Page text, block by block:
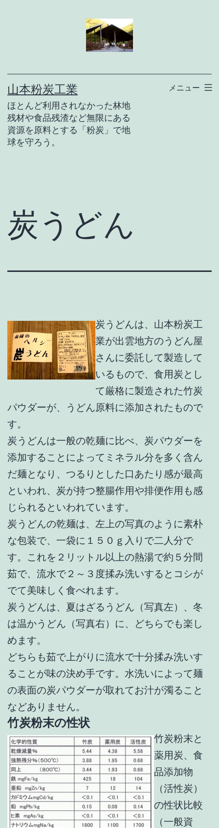
ツ
へ
ス
キ
ッ
山本粉炭工業
ほとんど利用されなかった林地
残材や食品残渣など無限にある
資源を原料とする「粉炭」で地
球を守ろう。
メニュー
炭うどん
炭うどんは、山本粉炭工
業が出雲地方のうどん屋
さんに委託して製造して
いるもので、食用炭とし
て厳格に製造された竹炭
パウダーが、うどん原料に添加されたもので
す。
炭うどんは一般の乾麺に比べ、炭パウダーを
添加することによってミネラル分を多く含ん
だ麺となり、つるりとした口あたり感が最高
といわれ、炭が持つ整腸作用や排便作用も感
じられるといわれています。
炭うどんの乾麺は、左上の写真のように素朴
な包装で、一袋に１５０ｇ入りで二人分で
す。これを２リットル以上の熱湯で約５分間
茹で、流水で２～３度揉み洗いするとコシが
でて美味しく食べれます。
炭うどんは、夏はざるうどん（写真左）、冬
は温かうどん（写真右）に、どちらでも楽し
めます。
どちらも茹で上がりに流水で十分揉み洗いす
ることが味の決め手です。水洗いによって麺
の表面の炭パウダーが取れてお汁が濁ること
などありません。
竹炭粉末の性状
竹炭粉末と
薬用炭、食
品添加物
（活性炭）
の性状比較
（一般資